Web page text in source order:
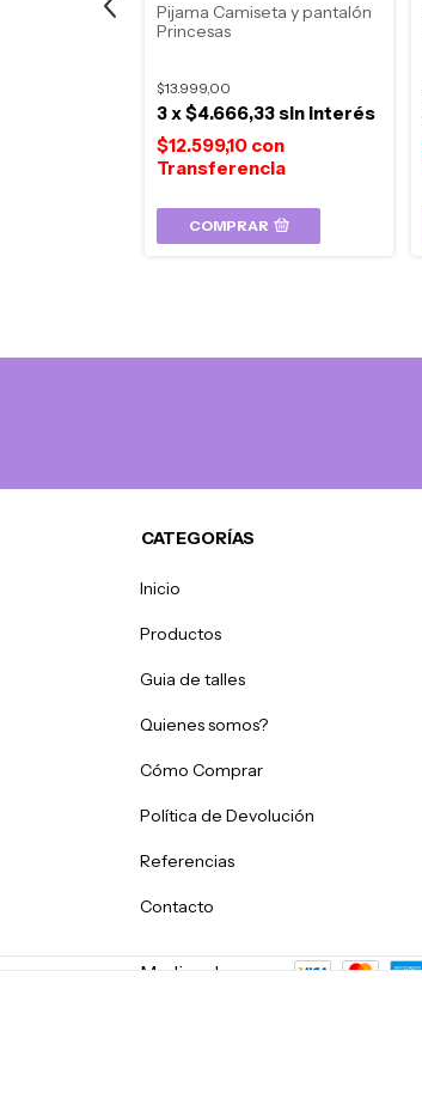
Pijama Camiseta y pantalón
Princesas
$13.999,00
$12.599,10 con
3x$4.666,33sin interés
COMPRAR
CATEGORÍAS
Inicio
Productos
Guia de talles
Quienes somos?
Cómo Comprar
Política de Devolución
Referencias
Contacto
Medios de pago